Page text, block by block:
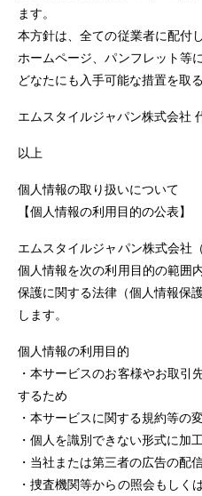
ます。
本方針は、全ての従業者に配付
ホームページ、パンフレット等
どなたにも入手可能な措置を取
エムスタイルジャパン株式会社
以上
個人情報の取り扱いについて
【個人情報の利用目的の公表】
エムスタイルジャパン株式会社
個人情報を次の利用目的の範囲
保護に関する法律（個人情報保
します。
個人情報の利用目的
・本サービスのお客様やお取引
するため
・本サービスに関する規約等の
・個人を識別できない形式に加
・当社または第三者の広告の配
・捜査機関等からの照会もしく